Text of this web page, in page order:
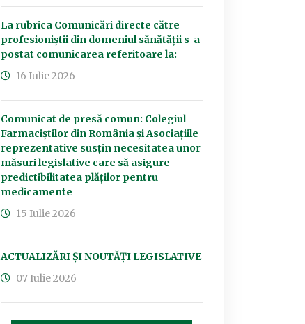
La rubrica Comunicări directe către
profesioniștii din domeniul sănătății s-a
postat comunicarea referitoare la:
16 Iulie 2026
Comunicat de presă comun: Colegiul
Farmaciștilor din România și Asociațiile
reprezentative susțin necesitatea unor
măsuri legislative care să asigure
predictibilitatea plăților pentru
medicamente
15 Iulie 2026
ACTUALIZĂRI ȘI NOUTĂȚI LEGISLATIVE
07 Iulie 2026